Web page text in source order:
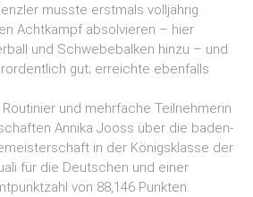
musste erstmals volljährig
Achtkampf absolvieren – hier
und Schwebebalken hinzu – und
gut; erreichte ebenfalls
und mehrfache Teilnehmerin
Annika Jooss über die baden-
in der Königsklasse der
für die Deutschen und einer
von 88,146 Punkten.